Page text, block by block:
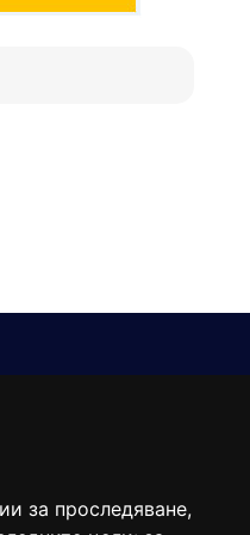
за проследяване,